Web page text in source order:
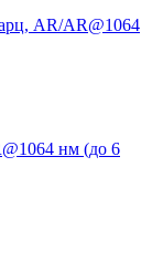
AR/AR@1064
нм (до 6